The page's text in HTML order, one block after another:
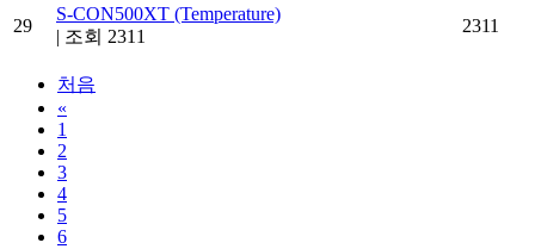
29
S-CON500XT (Temperature)
| 조회 2311
2311
처음
«
1
2
3
4
5
6